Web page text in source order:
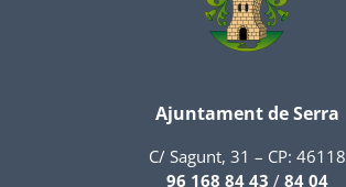
Ajuntament de Serra
C/ Sagunt, 31 – CP: 46118
96 168 84 43 / 84 04